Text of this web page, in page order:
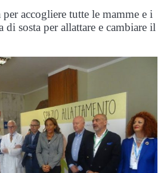
accogliere tutte le mamme e i
di sosta per allattare e cambiare il